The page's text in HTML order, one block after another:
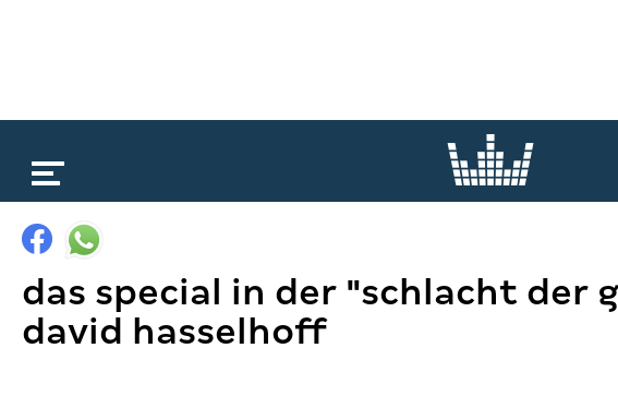
das special in der "schlacht der
david hasselhoff